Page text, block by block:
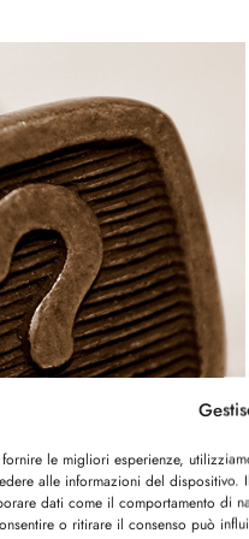
fornire le migliori esperienze,
alle informazioni del dispositivo.
dati come il comportamento di
o ritirare il consenso può